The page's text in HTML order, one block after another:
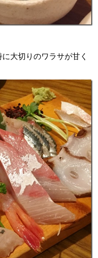
大切りのワラサが甘く